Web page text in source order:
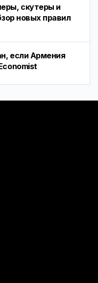
скутеры и
новых правил
если Армения